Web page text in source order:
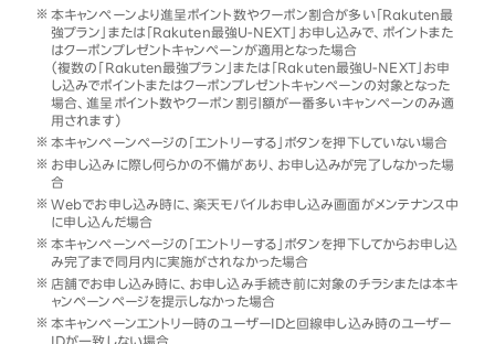
本キャンペーンより進呈ポイント数やクーポン割合が多い「Rakuten最
強プラン」または「Rakuten最強U-NEXT」お申し込みで、ポイントまた
はクーポンプレゼントキャンペーンが適用となった場合
（複数の「Rakuten最強プラン」または「Rakuten最強U-NEXT」お申
し込みでポイントまたはクーポンプレゼントキャンペーンの対象となった
場合、進呈ポイント数やクーポン割引額が一番多いキャンペーンのみ適
用されます）
本キャンペーンページの「エントリーする」ボタンを押下していない場合
お申し込みに際し何らかの不備があり、お申し込みが完了しなかった場
合
Webでお申し込み時に、楽天モバイルお申し込み画面がメンテナンス中
に申し込んだ場合
本キャンペーンページの「エントリーする」ボタンを押下してからお申し込
み完了まで同月内に実施がされなかった場合
店舗でお申し込み時に、お申し込み手続き前に対象のチラシまたは本キ
ャンペーンページを提示しなかった場合
本キャンペーンエントリー時のユーザーIDと回線申し込み時のユーザー
IDが一致しない場合